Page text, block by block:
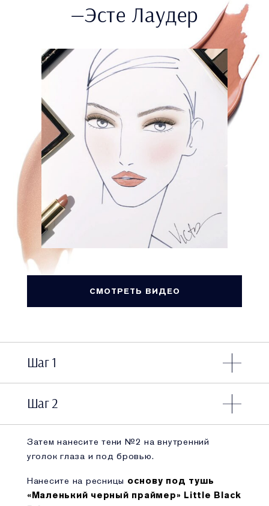
—Эсте Лаудер
СМОТРЕТЬ ВИДЕО
Шаг 1
Шаг 2
Затем нанесите тени №2 на внутренний
уголок глаза и под бровью.
Нанесите на ресницы основу под тушь
«Маленький черный праймер» Little Black